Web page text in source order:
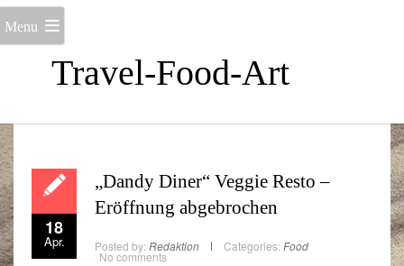
Travel-Food-Art
Menu
18
Apr.
„Dandy Diner“ Veggie Resto –
Eröffnung abgebrochen
Posted by: Redaktion Categories: Food
No comments